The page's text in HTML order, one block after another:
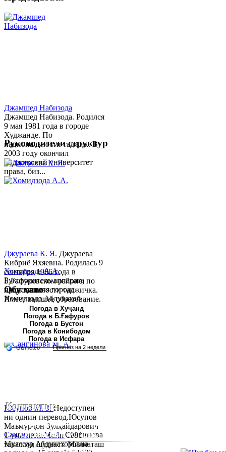
Джамшед Набизода
Джамшед Набизода. Родился
9 мая 1981 года в городе
Худжанде. По
национальности таджик. В
2003 году окончил
Таджикский университет
права, биз...
Хомидзода А.А.
Руководитель аппарата
председателя города
Хомидзода Абдувахоб
Абдумаджид родился 8
июня 1978 года в городе
Худжанде. По
национальности...
Сангинова М. А.Сангинова
Муяссар Абдукахоровна
Руководители структур
Джураева К. Я. Джураева
Кибриё Яхяевна. Родилась 9
сентября 1966 года в
Б.Гафуровском районе, по
национальности таджичка.
Имеет высшее образование.
В 1997 ...
Юсупов М. З.Недоступен
ни однин перевод.Юсупов
Маъмурҷон Зулҳайдарович
1-уми июни соли 1981
таваллуд шудааст. Миллаташ
Обу хаво
Погода в Хуҷанд
Погода в Б.Ғафуров
Погода в Бустон
Погода в Конибодом
Погода в Исфара
Контакты:
Республика Таджикистан,
Согдийскый область,
город Худжанд, проспект